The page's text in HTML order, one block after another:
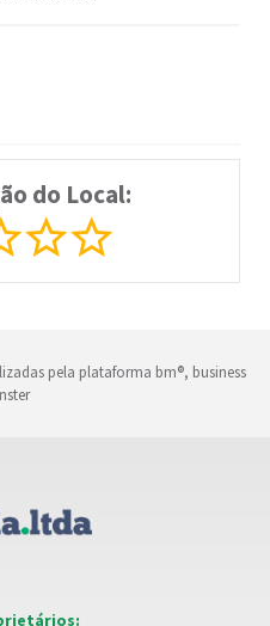
do Local:
pela plataforma bm®, business